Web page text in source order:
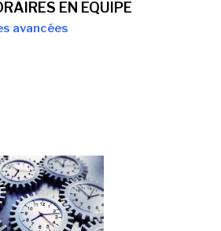
EN EQUIPE
avancées